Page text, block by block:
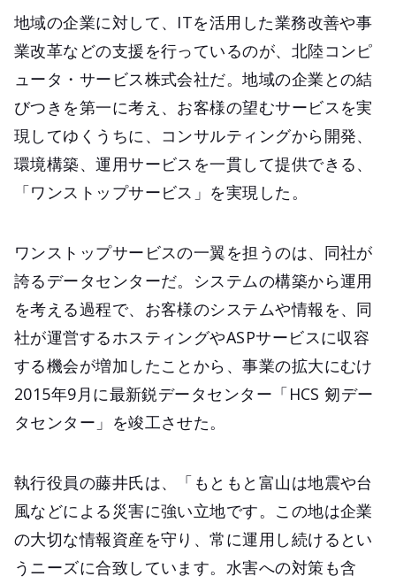
地域の企業に対して、ITを活用した業務改善や事
業改革などの支援を行っているのが、北陸コンピ
ュータ・サービス株式会社だ。地域の企業との結
びつきを第一に考え、お客様の望むサービスを実
現してゆくうちに、コンサルティングから開発、
環境構築、運用サービスを一貫して提供できる、
「ワンストップサービス」を実現した。
ワンストップサービスの一翼を担うのは、同社が
誇るデータセンターだ。システムの構築から運用
を考える過程で、お客様のシステムや情報を、同
社が運営するホスティングやASPサービスに収容
する機会が増加したことから、事業の拡大にむけ
2015年9月に最新鋭データセンター「HCS 剱デー
タセンター」を竣工させた。
執行役員の藤井氏は、「もともと富山は地震や台
風などによる災害に強い立地です。この地は企業
の大切な情報資産を守り、常に運用し続けるとい
うニーズに合致しています。水害への対策も含